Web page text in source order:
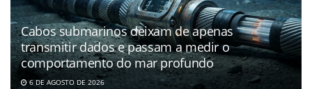
Cabos submarinos deixam de apenas
transmitir dados e passam a medir o
comportamento do mar profundo
6 DE AGOSTO DE 2026